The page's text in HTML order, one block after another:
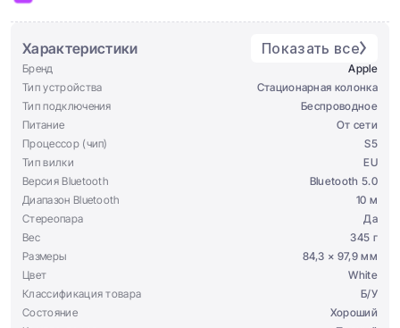
Характеристики Показать все
Бренд
Apple
Тип устройства
Стационарная колонка
Тип подключения
Беспроводное
Питание
От сети
Процессор (чип)
S5
Тип вилки
EU
Версия Bluetooth
Bluetooth 5.0
Диапазон Bluetooth
10 м
Стереопара
Да
Вес
345 г
Размеры
84,3 × 97,9 мм
Цвет
White
Классификация товара
Б/У
Состояние
Хороший